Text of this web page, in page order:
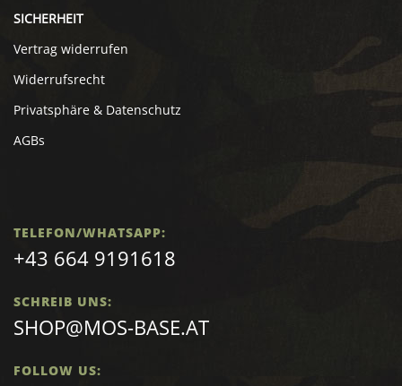
SICHERHEIT
Vertrag widerrufen
Widerrufsrecht
Privatsphäre & Datenschutz
AGBs
TELEFON/WHATSAPP:
+43 664 9191618
SCHREIB UNS:
SHOP@MOS-BASE.AT
FOLLOW US: